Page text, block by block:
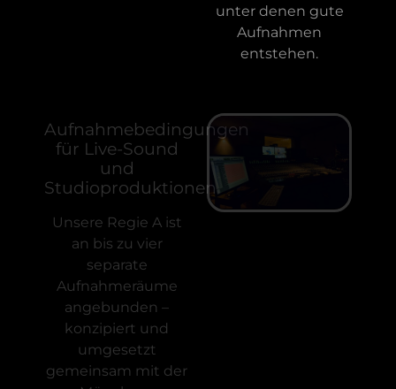
unter denen gute
Aufnahmen
entstehen.
Aufnahmebedingungen
für Live-Sound
und
Studioproduktionen
Unsere Regie A ist
an bis zu vier
separate
Aufnahmeräume
angebunden –
konzipiert und
umgesetzt
gemeinsam mit der